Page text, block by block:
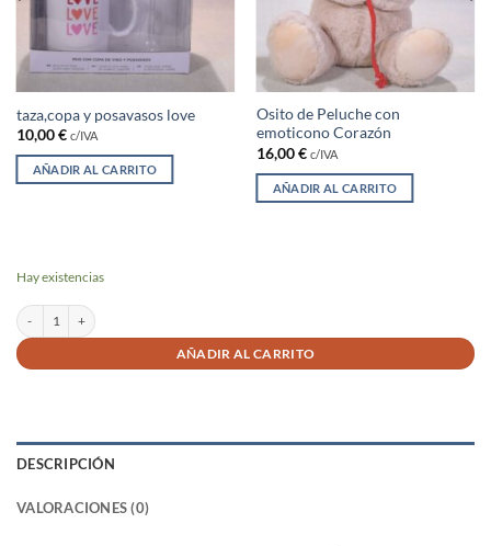
taza,copa y posavasos love
10,00€ c/IVA
AÑADIR AL CARRITO
Osito de Peluche con
emoticono Corazón
16,00€ c/IVA
AÑADIR AL CARRITO
Hay existencias
6 rosas rojas en caja corazones cantidad
AÑADIR AL CARRITO
DESCRIPCIÓN
VALORACIONES (0)